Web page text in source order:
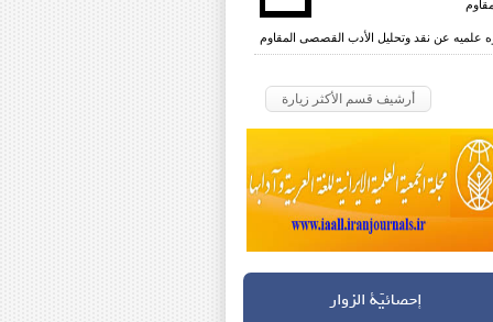
علمیه عن نقد وتحلیل الأدب القصصی المقاوم
أرشيف قسم الأكثر زيارة
إحصائيّة الزوار